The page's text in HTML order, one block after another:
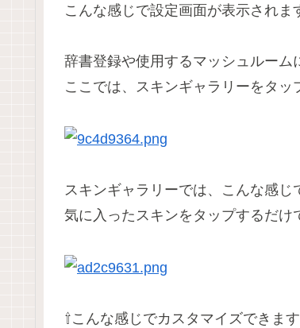
こんな感じで設定画面が表示されま
辞書登録や使用するマッシュルーム
ここでは、スキンギャラリーをタッ
スキンギャラリーでは、こんな感じ
気に入ったスキンをタップするだけ
⇧こんな感じでカスタマイズできます